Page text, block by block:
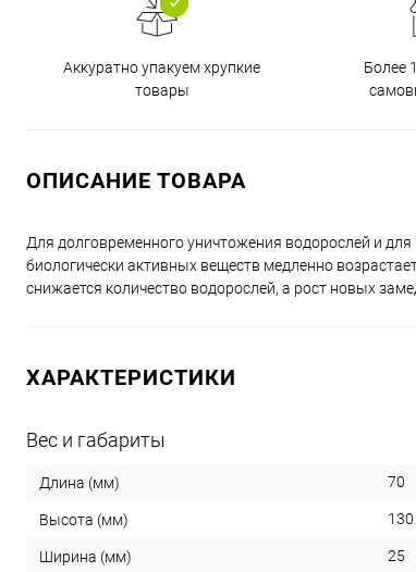
Аккуратно упакуем хрупкие
товары
Более
ОПИСАНИЕ ТОВАРА
Для долговременного уничтожения водорослей и
биологически активных веществ медленно
снижается количество водорослей, а рост новых
ХАРАКТЕРИСТИКИ
Вес и габариты
Длина (мм) 70
Высота (мм) 130
Ширина (мм) 25